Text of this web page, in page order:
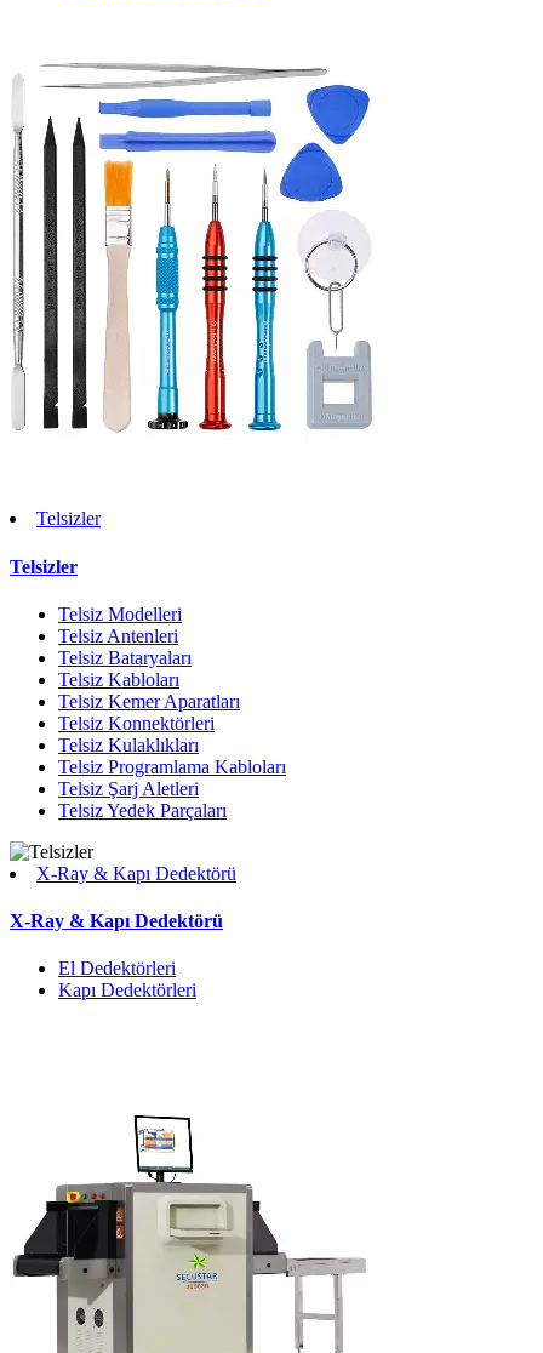
Telsizler
Telsizler
Telsiz Modelleri
Telsiz Antenleri
Telsiz Bataryaları
Telsiz Kabloları
Telsiz Kemer Aparatları
Telsiz Konnektörleri
Telsiz Kulaklıkları
Telsiz Programlama Kabloları
Telsiz Şarj Aletleri
Telsiz Yedek Parçaları
X-Ray & Kapı Dedektörü
X-Ray & Kapı Dedektörü
El Dedektörleri
Kapı Dedektörleri